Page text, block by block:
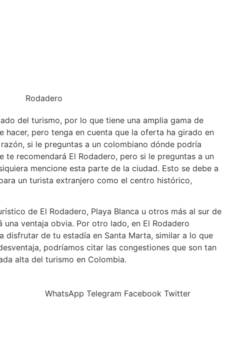
del turismo, por lo que tiene una amplia gama de
hacer, pero tenga en cuenta que la oferta ha girado en
si le preguntas a un colombiano dónde podría
te recomendará El Rodadero, pero si le preguntas a un
mencione esta parte de la ciudad. Esto se debe a
un turista extranjero como el centro histórico,
de El Rodadero, Playa Blanca u otros más al sur de
una ventaja obvia. Por otro lado, en El Rodadero
disfrutar de tu estadía en Santa Marta, similar a lo que
podríamos citar las congestiones que son tan
alta del turismo en Colombia.
WhatsApp Telegram Facebook Twitter